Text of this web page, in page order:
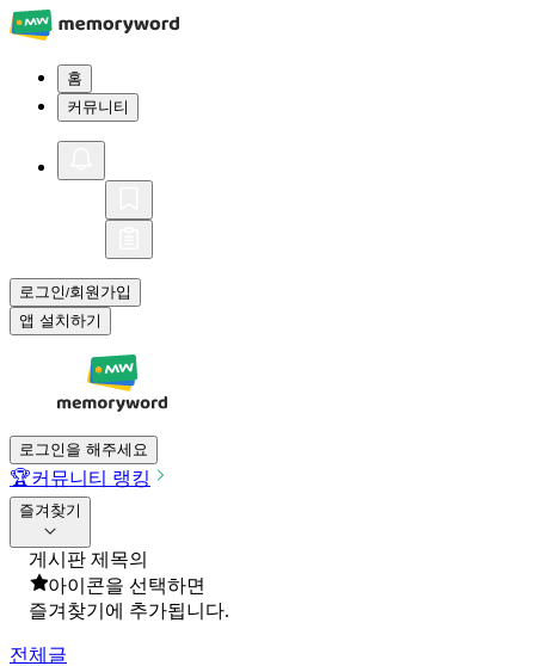
홈
커뮤니티
로그인/회원가입
앱 설치하기
로그인을 해주세요
🏆커뮤니티 랭킹
즐겨찾기
게시판 제목의
아이콘을 선택하면
즐겨찾기에 추가됩니다.
전체글